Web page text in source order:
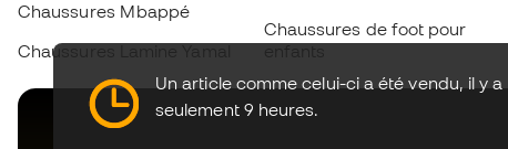
Un article comme celui-ci a été vendu, il y a
seulement 9 heures.
Chaussures Mbappé
Chaussures Lamine Yamal
Chaussures de foot pour